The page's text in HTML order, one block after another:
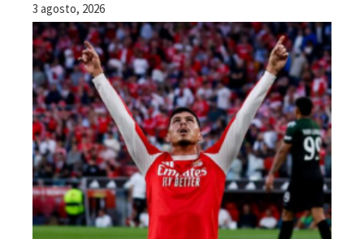
3 agosto, 2026